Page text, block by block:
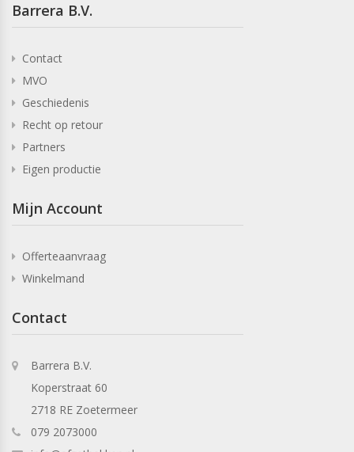
Barrera B.V.
Contact
MVO
Geschiedenis
Recht op retour
Partners
Eigen productie
Mijn Account
Offerteaanvraag
Winkelmand
Contact
Barrera B.V.
Koperstraat 60
2718 RE Zoetermeer
079 2073000